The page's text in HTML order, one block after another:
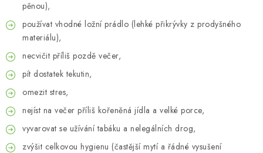
pěnou),
používat vhodné ložní prádlo (lehké přikrývky z prodyšného
materiálu),
necvičit příliš pozdě večer,
pít dostatek tekutin,
omezit stres,
nejíst na večer příliš kořeněná jídla a velké porce,
vyvarovat se užívání tabáku a nelegálních drog,
zvýšit celkovou hygienu (častější mytí a řádné vysušení